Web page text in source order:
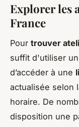
Explorer les
France
Pour trouver
suffit d'utiliser
d’accéder à une
actualisée selon
horaire. De
disposition une